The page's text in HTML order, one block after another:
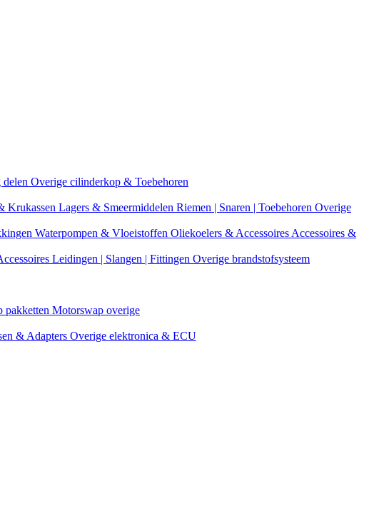
delen Overige cilinderkop & Toebehoren
Krukassen Lagers & Smeermiddelen Riemen | Snaren | Toebehoren Overige
Waterpompen & Vloeistoffen Oliekoelers & Accessoires Accessoires &
Leidingen | Slangen | Fittingen Overige brandstofsysteem
pakketten Motorswap overige
& Adapters Overige elektronica & ECU